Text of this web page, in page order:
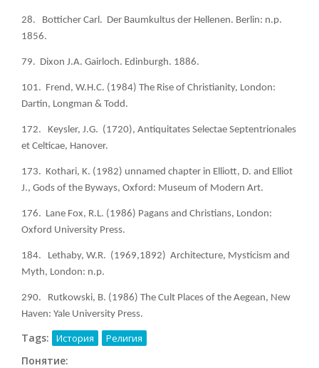
28. Botticher Carl. Der Baumkultus der Hellenen. Berlin: n.p.
1856.
79. Dixon J.A. Gairloch. Edinburgh. 1886.
101. Frend, W.H.C. (1984) The Rise of Christianity, London:
Dartin, Longman & Todd.
172. Keysler, J.G. (1720), Antiquitates Selectae Septentrionales
et Celticae, Hanover.
173. Kothari, K. (1982) unnamed chapter in Elliott, D. and Elliot
J., Gods of the Byways, Oxford: Museum of Modern Art.
176. Lane Fox, R.L. (1986) Pagans and Christians, London:
Oxford University Press.
184. Lethaby, W.R. (1969,1892) Architecture, Mysticism and
Myth, London: n.p.
290. Rutkowski, B. (1986) The Cult Places of the Aegean, New
Haven: Yale University Press.
Tags: История Религия
Понятие: